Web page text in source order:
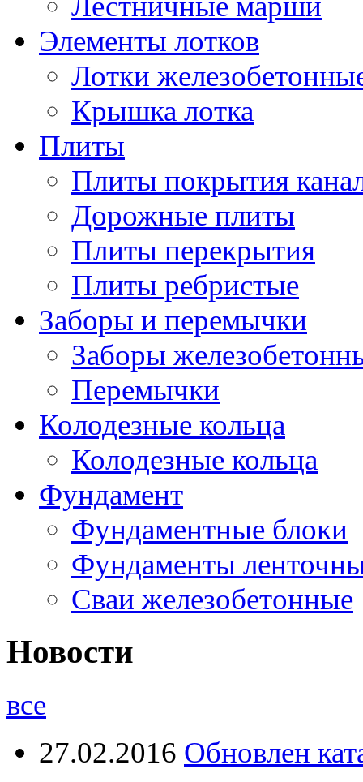
Элементы лотков
Лотки
Крышка лотка
Плиты
Плиты покрытия
Дорожные плиты
Плиты перекрытия
Плиты ребристые
Заборы и перемычки
Заборы
Перемычки
Колодезные кольца
Колодезные кольца
Фундамент
Фундаментные блоки
Фундаменты
Сваи железобетонные
Новости
все
27.02.2016 Обновлен